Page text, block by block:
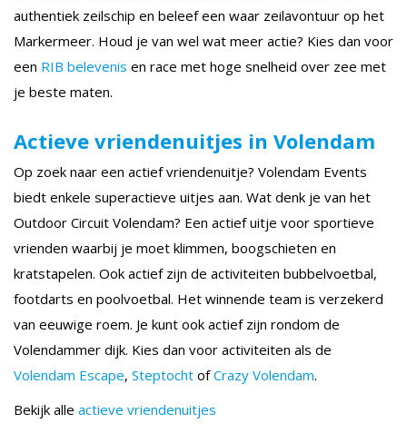
authentiek zeilschip en beleef een waar zeilavontuur op het
Markermeer. Houd je van wel wat meer actie? Kies dan voor
een RIB belevenis en race met hoge snelheid over zee met
je beste maten.
Actieve vriendenuitjes in Volendam
Op zoek naar een actief vriendenuitje? Volendam Events
biedt enkele superactieve uitjes aan. Wat denk je van het
Outdoor Circuit Volendam? Een actief uitje voor sportieve
vrienden waarbij je moet klimmen, boogschieten en
kratstapelen. Ook actief zijn de activiteiten bubbelvoetbal,
footdarts en poolvoetbal. Het winnende team is verzekerd
van eeuwige roem. Je kunt ook actief zijn rondom de
Volendammer dijk. Kies dan voor activiteiten als de
Volendam Escape, Steptocht ofCrazy Volendam.
Bekijk alle actieve vriendenuitjes